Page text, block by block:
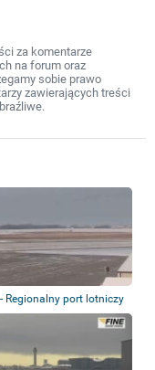
za komentarze
na forum oraz
sobie prawo
zawierających treści
Regionalny port lotniczy